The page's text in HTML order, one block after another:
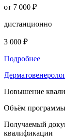
от 7 000 ₽
дистанционно
3 000 ₽
Подробнее
Повышение
Объём
Получаемый
квалификации